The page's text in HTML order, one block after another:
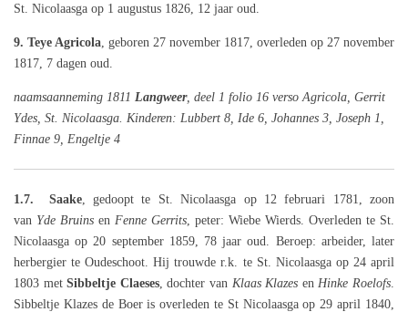
St. Nicolaasga op 1 augustus 1826, 12 jaar oud.
9. Teye Agricola, geboren 27 november 1817, overleden op 27 november
1817, 7 dagen oud.
naamsaanneming 1811 Langweer, deel 1 folio 16 verso Agricola, Gerrit
Ydes, St. Nicolaasga. Kinderen: Lubbert 8, Ide 6, Johannes 3, Joseph 1,
Finnae 9, Engeltje 4
1.7. Saake, gedoopt te St. Nicolaasga op 12 februari 1781, zoon
van Yde Bruins en Fenne Gerrits, peter: Wiebe Wierds. Overleden te St.
Nicolaasga op 20 september 1859, 78 jaar oud. Beroep: arbeider, later
herbergier te Oudeschoot. Hij trouwde r.k. te St. Nicolaasga op 24 april
1803 met Sibbeltje Claeses, dochter van Klaas Klazes en Hinke Roelofs.
Sibbeltje Klazes de Boer is overleden te St Nicolaasga op 29 april 1840,